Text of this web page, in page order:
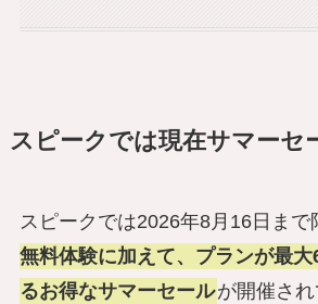
スピークでは現在サマーセ
スピークでは2026年8月16日まで
無料体験に加えて、プランが最
るお得なサマーセールが開催され